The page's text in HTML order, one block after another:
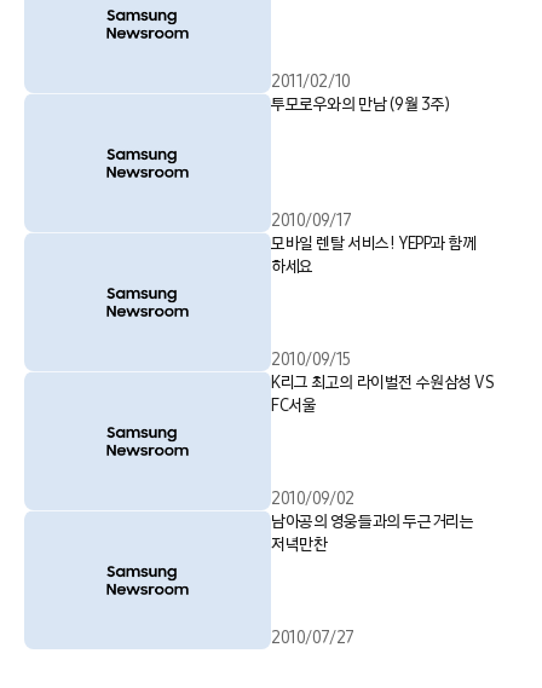
2011/02/10
투모로우와의 만남 (9월 3주)
2010/09/17
모바일 렌탈 서비스! YEPP과 함께
하세요
2010/09/15
K리그 최고의 라이벌전 수원삼성 VS
FC서울
2010/09/02
남아공의 영웅들과의 두근거리는
저녁만찬
2010/07/27